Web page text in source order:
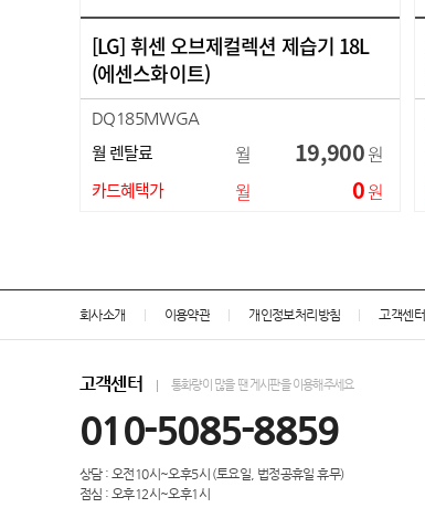
[LG] 휘센 오브제컬렉션 제습기 18L
(에센스화이트)
DQ185MWGA
월 렌탈료 월 19,900원
카드혜택가 월 0원
회사소개 이용약관 개인정보처리방침 고객센터
고객센터 통화량이 많을 땐 게시판을 이용해주세요
010-5085-8859
상담 : 오전10시~오후5시 (토요일, 법정공휴일 휴무)
점심 : 오후12시~오후1시